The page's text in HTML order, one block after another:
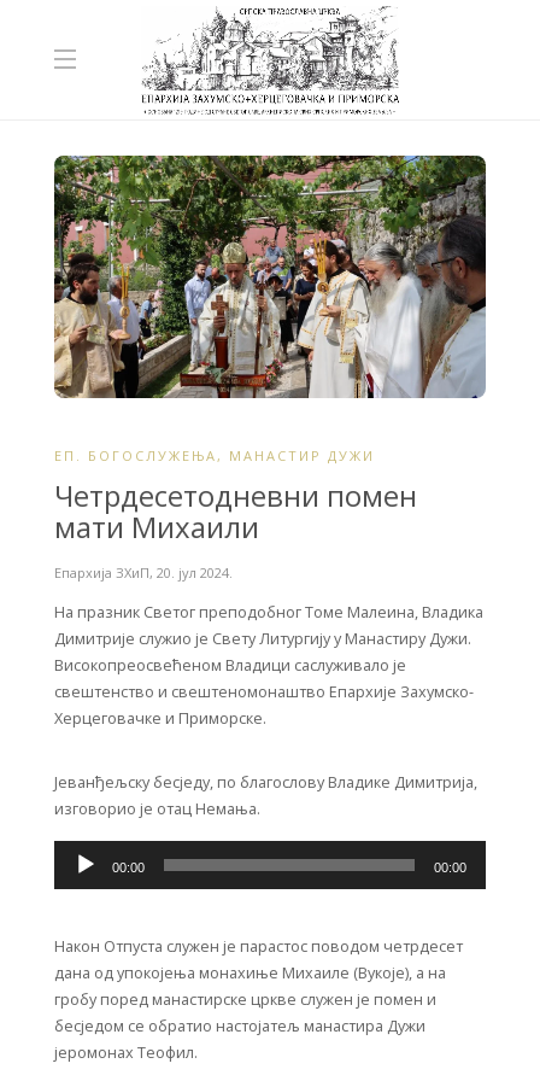
ЕП. БОГОСЛУЖЕЊА, МАНАСТИР ДУЖИ
Четрдесетодневни помен
мати Михаили
Епархија ЗХиП, 20. јул 2024.
На празник Светог преподобног Томе Малеина, Владика
Димитрије служио је Свету Литургију у Манастиру Дужи.
Високопреосвећеном Владици саслуживало је
свештенство и свештеномонаштво Епархије Захумско-
Херцеговачке и Приморске.
Јеванђељску бесједу, по благослову Владике Димитрија,
изговорио је отац Немања.
Прегледач
звучних
записа
00:00 00:00
Након Отпуста служен је парастос поводом четрдесет
дана од упокојења монахиње Михаиле (Вукоје), а на
гробу поред манастирске цркве служен је помен и
бесједом се обратио настојатељ манастира Дужи
јеромонах Теофил.